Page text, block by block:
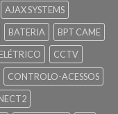
AJAX SYSTEMS
BATERIA
BPT CAME
CCTV
CONTROLO-ACESSOS